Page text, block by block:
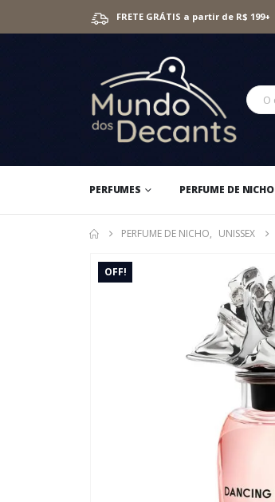
FRETE GRÁTIS a partir de R$ 199+
PERFUMES PERFUME DE NICHO
PERFUME DE NICHO, UNISSEX
OFF!